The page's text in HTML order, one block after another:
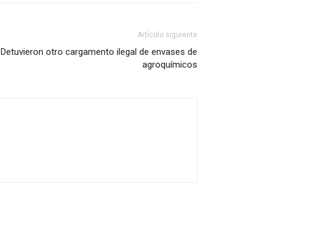
Artículo siguiente
Detuvieron otro cargamento ilegal de envases de
agroquímicos